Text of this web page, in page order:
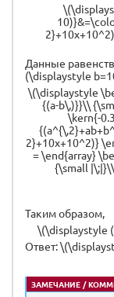
Данные
(\displaystyle
\(\displaystyle
{(a-b\,)}}\\
\kern{-
2}+10x+10^2)}
= \end{array}
{\small
Таким образом,
\(\displaystyle
Ответ:
ЗАМЕЧАНИЕ /